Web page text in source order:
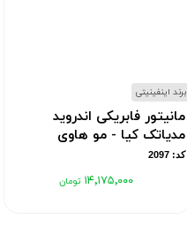
برند اینفینیتی
مانیتور فابریکی اندروید
مدیاتک کیا - مو هاوی
کد: 2097
۱۴٬۱۷۵٬۰۰۰